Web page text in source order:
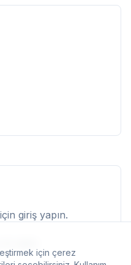
giriş yapın.
yapın.
için çerez